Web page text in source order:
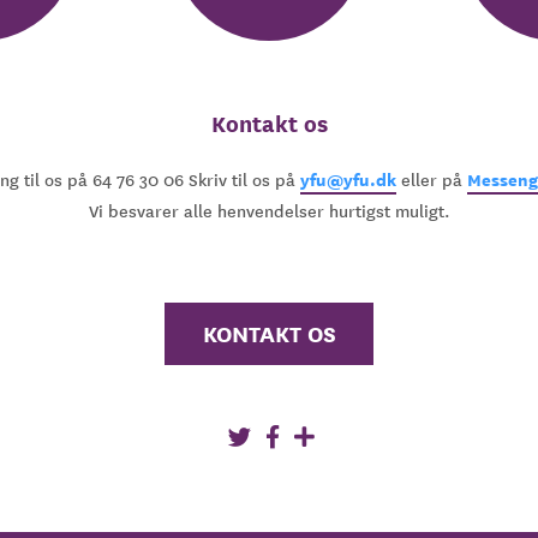
Kontakt os
til os på 64 76 30 06 Skriv til os på yfu@yfu.dkeller på
Vi besvarer alle henvendelser hurtigst muligt.
KONTAKT OS